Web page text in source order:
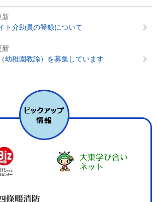
新
ト介助員の登録について
新
幼稚園教諭）を募集しています